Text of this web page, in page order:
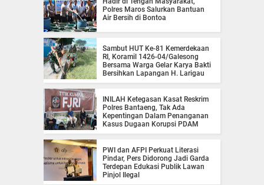
Polres Maros Salurkan Bantuan
Air Bersih di Bontoa
Sambut HUT Ke-81 Kemerdekaan
RI, Koramil 1426-04/Galesong
Bersama Warga Gelar Karya Bakti
Bersihkan Lapangan H. Larigau
INILAH Ketegasan Kasat Reskrim
Polres Bantaeng, Tak Ada
Kepentingan Dalam Penanganan
Kasus Dugaan Korupsi PDAM
PWI dan AFPI Perkuat Literasi
Pindar, Pers Didorong Jadi Garda
Terdepan Edukasi Publik Lawan
Pinjol Ilegal